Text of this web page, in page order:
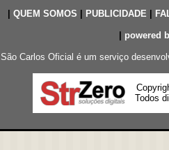
QUEM SOMOS PUBLICIDADE|
powered
São Carlos Oficial é um serviço
Todos